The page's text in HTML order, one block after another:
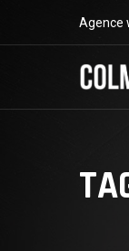
Agence